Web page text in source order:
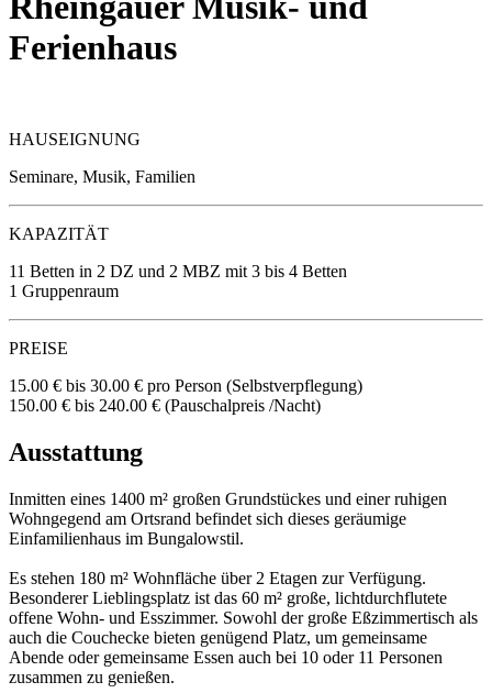
Ferienhaus
HAUSEIGNUNG
Seminare, Musik, Familien
KAPAZITÄT
11 Betten in 2 DZ und 2 MBZ mit 3 bis 4 Betten
1 Gruppenraum
PREISE
15.00 € bis 30.00 € pro Person (Selbstverpflegung)
150.00 € bis 240.00 € (Pauschalpreis /Nacht)
Ausstattung
Inmitten eines 1400 m² großen Grundstückes und einer ruhigen
Wohngegend am Ortsrand befindet sich dieses geräumige
Einfamilienhaus im Bungalowstil.
Es stehen 180 m² Wohnfläche über 2 Etagen zur Verfügung.
Besonderer Lieblingsplatz ist das 60 m² große, lichtdurchflutete
offene Wohn- und Esszimmer. Sowohl der große Eßzimmertisch als
auch die Couchecke bieten genügend Platz, um gemeinsame
Abende oder gemeinsame Essen auch bei 10 oder 11 Personen
zusammen zu genießen.